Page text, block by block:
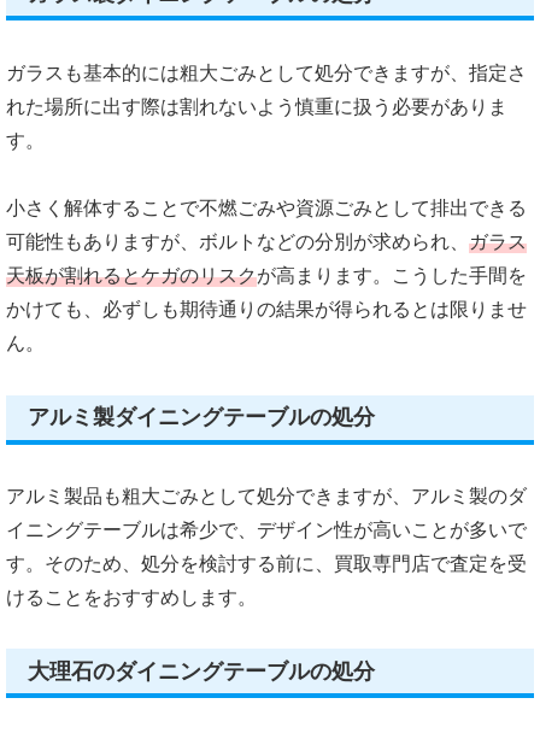
ガラスも基本的には粗大ごみとして処分できますが、指定さ
れた場所に出す際は割れないよう慎重に扱う必要がありま
す。
小さく解体することで不燃ごみや資源ごみとして排出できる
可能性もありますが、ボルトなどの分別が求められ、 ガラス
天板が割れるとケガのリスクが高まります。こうした手間を
かけても、必ずしも期待通りの結果が得られるとは限りませ
ん。
アルミ製ダイニングテーブルの処分
アルミ製品も粗大ごみとして処分できますが、アルミ製のダ
イニングテーブルは希少で、デザイン性が高いことが多いで
す。そのため、処分を検討する前に、買取専門店で査定を受
けることをおすすめします。
大理石のダイニングテーブルの処分